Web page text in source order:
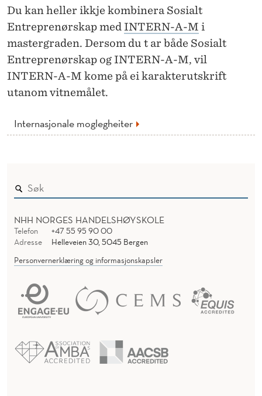
Du kan heller ikkje kombinera Sosialt
Entreprenørskap med INTERN-A-M i
mastergraden. Dersom du t ar både Sosialt
Entreprenørskap og INTERN-A-M, vil
INTERN-A-M kome på ei karakterutskrift
utanom vitnemålet.
Internasjonale moglegheiter
NHH NORGES HANDELSHØYSKOLE
Telefon
+47 55 95 90 00
Adresse
Helleveien 30, 5045 Bergen
Personvernerklæring og informasjonskapsler